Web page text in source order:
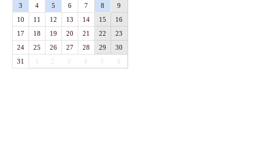
3
4 5 6 7 8
9
10
11 12 13 14 15
16
17
18 19 20 21 22
23
24
25 26 27 28 29
30
31
1 3 4 5 6